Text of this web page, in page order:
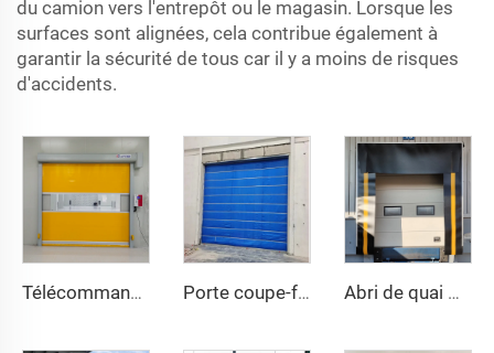
du camion vers l'entrepôt ou le magasin. Lorsque les
surfaces sont alignées, cela contribue également à
garantir la sécurité de tous car il y a moins de risques
d'accidents.
Télécommande Porte coupe-feu en tissu inorganique Abri de quai mécanique